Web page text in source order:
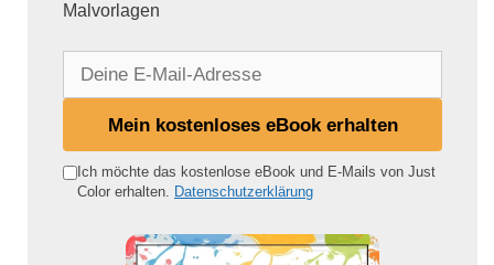
Malvorlagen
e
Mein kostenloses eBook erhalten
Ich möchte das kostenlose eBook und E-Mails von Just
Color erhalten.
Datenschutzerklärung